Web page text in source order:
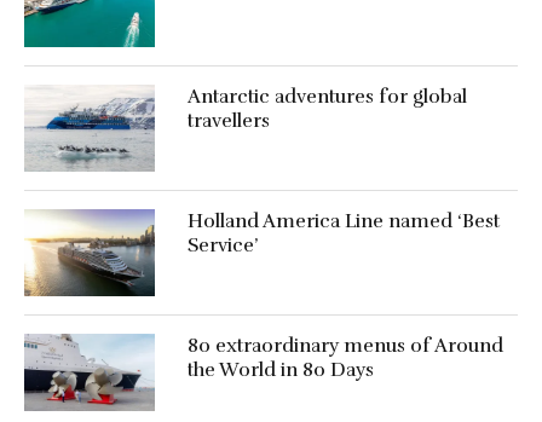
Antarctic adventures for global
travellers
Holland America Line named ‘Best
Service’
80 extraordinary menus of Around
the World in 80 Days